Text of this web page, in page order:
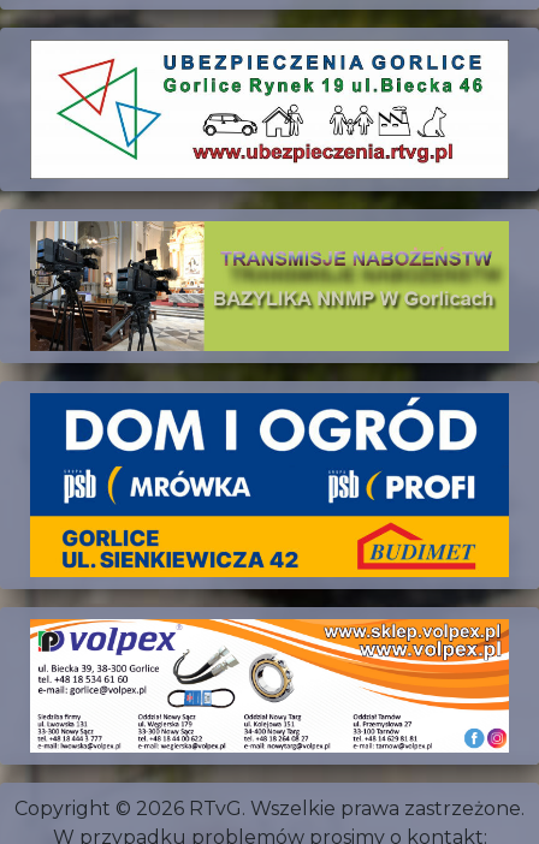
Copyright © 2026 RTvG. Wszelkie prawa zastrzeżone.
W przypadku problemów prosimy o kontakt: